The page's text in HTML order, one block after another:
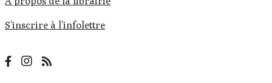
S’inscrire à l’infolettre